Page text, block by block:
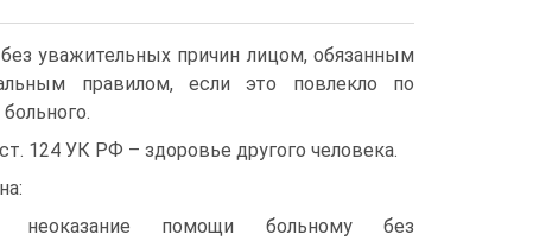
уважительных причин лицом, обязанным
правилом, если это повлекло по
124 УК РФ – здоровье другого человека.
неоказание помощи больному без